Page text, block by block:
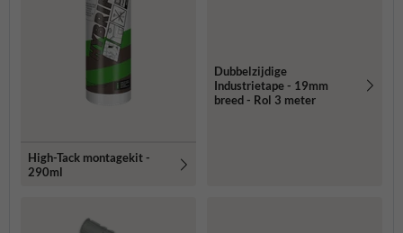
High-Tack montagekit -
290ml
Dubbelzijdige
Industrietape - 19mm
breed - Rol 3 meter